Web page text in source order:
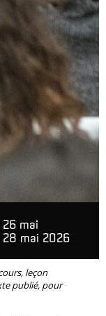
26 mai
28 mai 2026
leçon
publié, pour